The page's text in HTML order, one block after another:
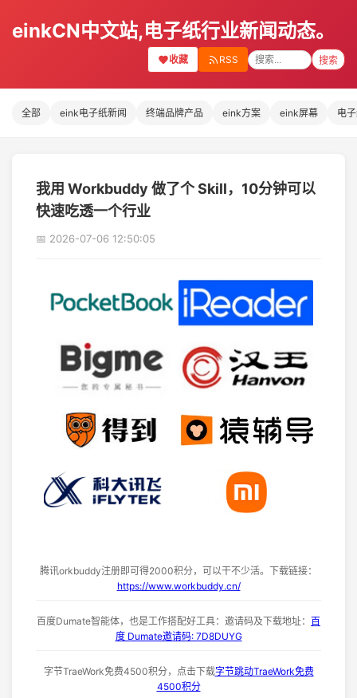
einkCN中文站,电子纸行业新闻动态。
收藏 RSS 搜索
全部 eink电子纸新闻 终端品牌产品 eink方案 eink屏幕 电
我用 Workbuddy 做了个 Skill，10分钟可以
快速吃透一个行业
📅 2026-07-06 12:50:05
腾讯orkbuddy注册即可得2000积分，可以干不少活。下载链接：
https://www.workbuddy.cn/
百度Dumate智能体，也是工作搭配好工具：邀请码及下载地址： 百
度 Dumate邀请码: 7D8DUYG
字节TraeWork免费4500积分，点击下载字节跳动TraeWork免费
4500积分